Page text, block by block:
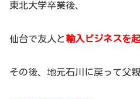
東北大学卒業後、
仙台で友人と輸入ビジネスを
その後、地元石川に戻って父